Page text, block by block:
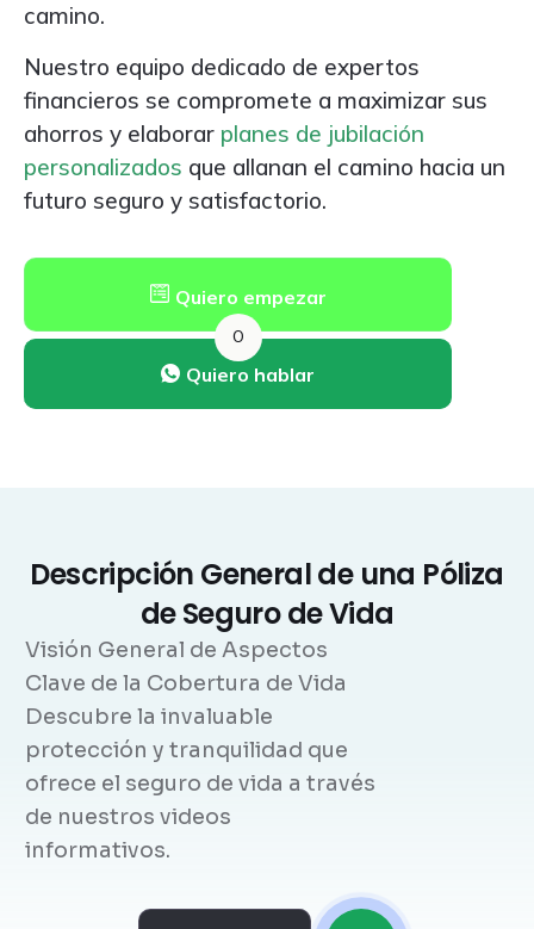
camino.
Nuestro equipo dedicado de expertos
financieros se compromete a maximizar sus
ahorros y elaborar planes de jubilación
personalizados que allanan el camino hacia un
futuro seguro y satisfactorio.
Quiero empezar
O
Quiero hablar
Descripción General de una Póliza
de Seguro de Vida
Visión General de Aspectos
Clave de la Cobertura de Vida
Descubre la invaluable
protección y tranquilidad que
ofrece el seguro de vida a través
de nuestros videos
informativos.